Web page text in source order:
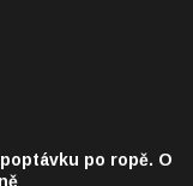
po ropě. O